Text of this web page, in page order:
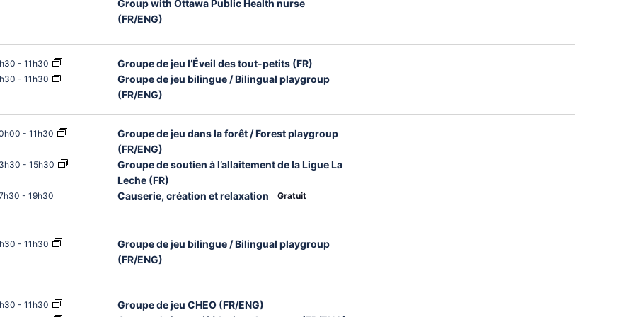
Group with Ottawa Public Health nurse
(FR/ENG)
- 11h30 Groupe de jeu l’Éveil des tout-petits (FR)
- 11h30
Groupe de jeu bilingue / Bilingual playgroup
(FR/ENG)
- 11h30
Groupe de jeu dans la forêt / Forest playgroup
(FR/ENG)
- 15h30
Groupe de soutien à l’allaitement de la Ligue La
Leche (FR)
- 19h30 Causerie, création et relaxation Gratuit
- 11h30
Groupe de jeu bilingue / Bilingual playgroup
(FR/ENG)
- 11h30 Groupe de jeu CHEO (FR/ENG)